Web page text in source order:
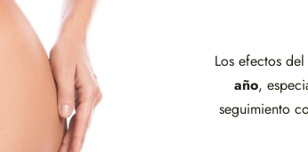
Los efectos
año,
seguimiento